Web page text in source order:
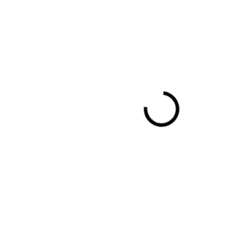
12.08.2026